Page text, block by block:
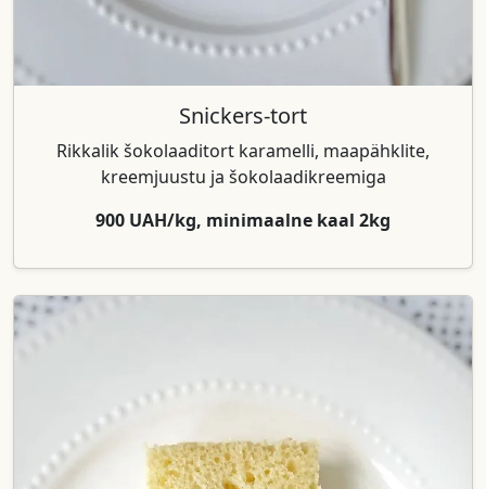
Snickers-tort
Rikkalik šokolaaditort karamelli, maapähklite,
kreemjuustu ja šokolaadikreemiga
900 UAH/kg, minimaalne kaal 2kg